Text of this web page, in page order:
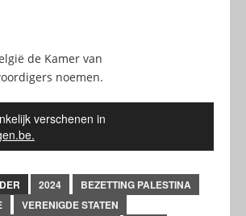
de Kamer van
noemen.
verschenen in
2024
BEZETTING PALESTINA
VERENIGDE STATEN